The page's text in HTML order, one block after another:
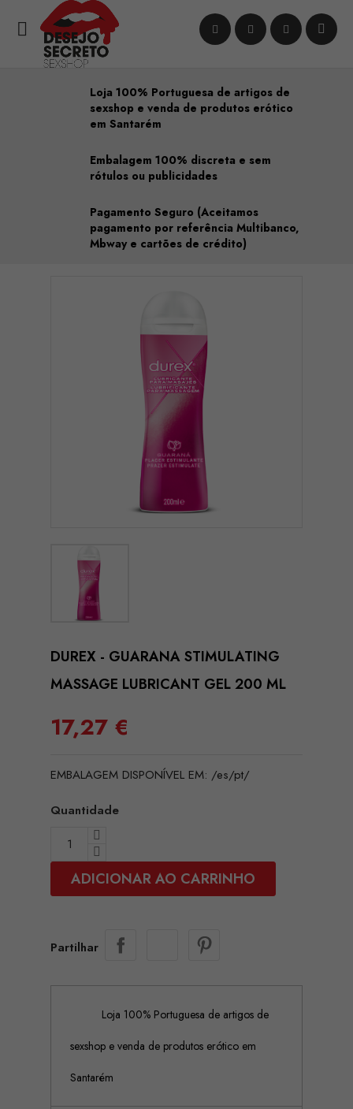

Loja 100% Portuguesa de artigos de
sexshop e venda de produtos erótico
em Santarém
Embalagem 100% discreta e sem
rótulos ou publicidades
Pagamento Seguro (Aceitamos
pagamento por referência Multibanco,
Mbway e cartões de crédito)
DUREX - GUARANA STIMULATING
MASSAGE LUBRICANT GEL 200 ML
17,27 €
EMBALAGEM DISPONÍVEL EM: /es/pt/
Quantidade
ADICIONAR AO CARRINHO
Partilhar
Loja 100% Portuguesa de artigos de
sexshop e venda de produtos erótico em
Santarém